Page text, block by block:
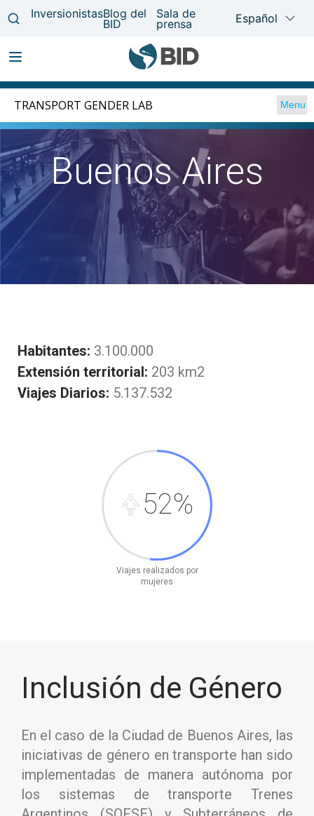
Main
navigation
Pasar
principal
TRANSPORT GENDER LAB Menu
Buenos Aires
Habitantes: 3.100.000
Extensión territorial: 203 km2
Viajes Diarios: 5.137.532
52%
Viajes realizados por
mujeres
Inclusión de Género
En el caso de la Ciudad de Buenos Aires, las
iniciativas de género en transporte han sido
implementadas de manera autónoma por
los sistemas de transporte Trenes